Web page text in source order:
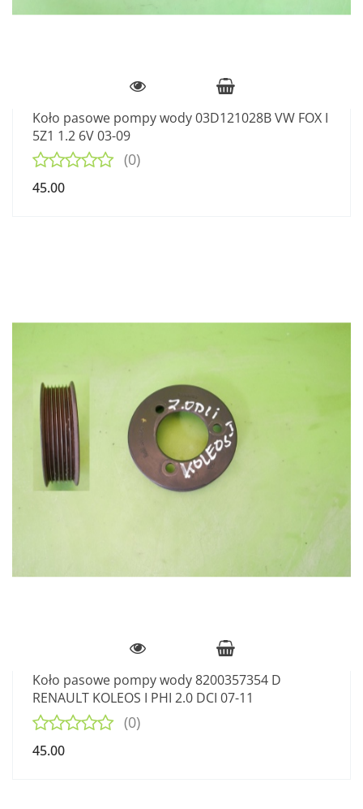
Koło pasowe pompy wody 03D121028B VW FOX I
5Z1 1.2 6V 03-09
(0)
45.00
Koło pasowe pompy wody 8200357354 D
RENAULT KOLEOS I PHI 2.0 DCI 07-11
(0)
45.00